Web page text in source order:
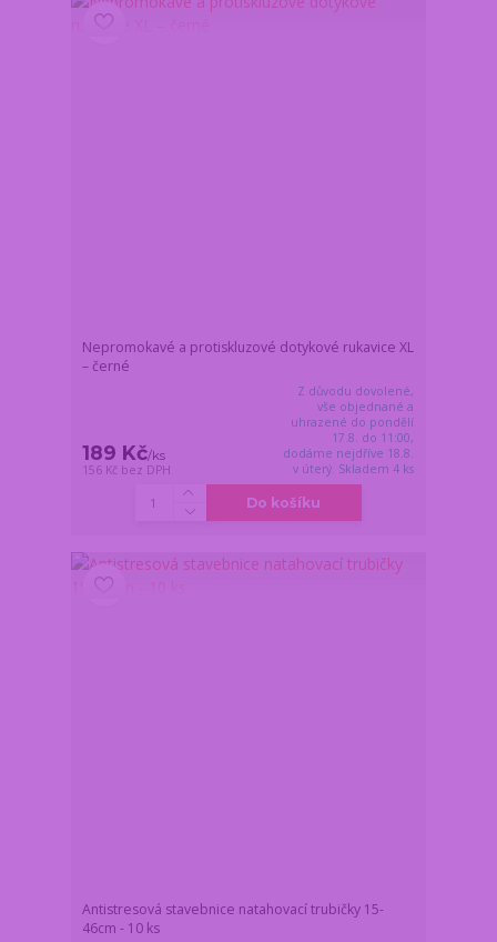
Nepromokavé a protiskluzové dotykové rukavice XL
– černé
189 Kč/ks
156 Kč bez DPH
Z důvodu dovolené,
vše objednané a
uhrazené do pondělí
17.8. do 11:00,
dodáme nejdříve 18.8.
v úterý. Skladem 4 ks
Do košíku
Antistresová stavebnice natahovací trubičky 15-
46cm - 10 ks